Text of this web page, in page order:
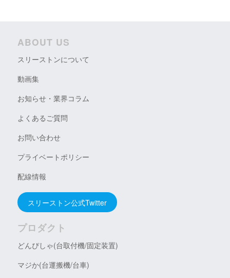
ABOUT US
スリーストンについて
動画集
お知らせ・業界コラム
よくあるご質問
お問い合わせ
プライベートポリシー
配線情報
スリーストン公式Twitter
プロダクト
どんぴしゃ(台取付機/固定装置)
マジか(台運搬機/台車)